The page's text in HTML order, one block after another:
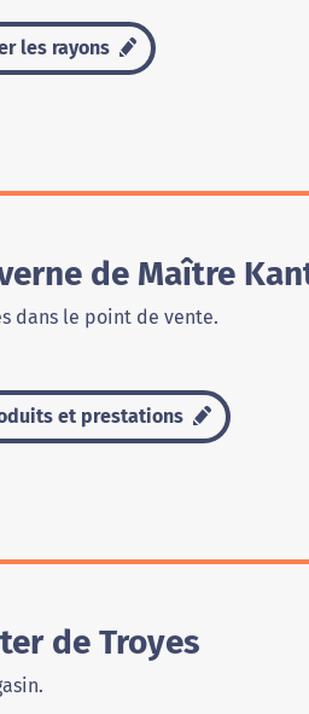
les rayons
de Maître
dans le point de vente.
et prestations
de Troyes